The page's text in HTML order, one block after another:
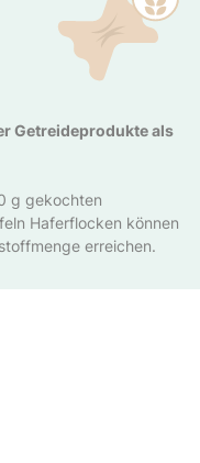
Getreideprodukte als
g gekochten
Haferflocken können
erreichen.